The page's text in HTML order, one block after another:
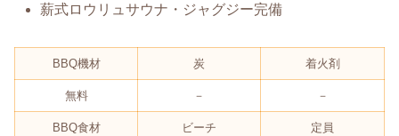
薪式ロウリュサウナ・ジャグジー完備
BBQ機材 炭 着火剤
無料 － －
BBQ食材 ビーチ 定員